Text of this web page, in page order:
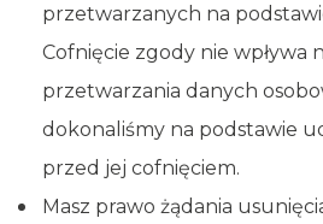
przetwarzanych na
Cofnięcie zgody nie wpływa
przetwarzania danych
dokonaliśmy na podstawie
przed jej cofnięciem.
Masz prawo żądania